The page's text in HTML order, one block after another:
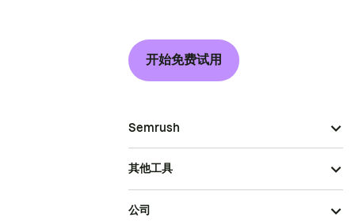
开始免费试用
Semrush
其他工具
公司